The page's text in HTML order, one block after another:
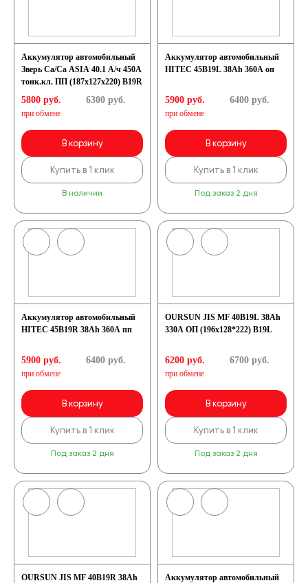
Аккумулятор автомобильный
Зверь Са/Са ASIA 40.1 А/ч 450А
тонк.кл. ПП (187x127x220) B19R
5800 руб.
при обмене
6300руб.
В корзину
Купить в 1 клик
В наличии
Аккумулятор автомобильный
HITEC 45B19L 38Ah 360A оп
5900 руб.
при обмене
6400руб.
В корзину
Купить в 1 клик
Под заказ 2 дня
Аккумулятор автомобильный
HITEC 45B19R 38Ah 360A пп
5900 руб.
при обмене
6400руб.
В корзину
Купить в 1 клик
Под заказ 2 дня
OURSUN JIS MF 40B19L 38Ah
330A ОП (196х128*222) B19L
6200 руб.
при обмене
6700руб.
В корзину
Купить в 1 клик
Под заказ 2 дня
OURSUN JIS MF 40B19R 38Ah
Аккумулятор автомобильный